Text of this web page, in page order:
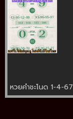
หวยคำชะโนด 1-4-67